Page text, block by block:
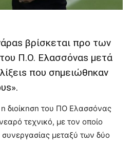
βρίσκεται προ των
Π.Ο. Ελασσόναs μετά
που σnμειώθnκαν
διοίκnσn του ΠΟ Ελασσόνας
τεχνικό, με τον οποίο
συνεργασίας μεταξύ των δύο